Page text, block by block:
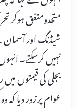
متحدومتفق ہوکر
شیڈنگ اور
نہیں کرسکتے۔
بجلی کی قیمتوں
عوام پر زور دیا